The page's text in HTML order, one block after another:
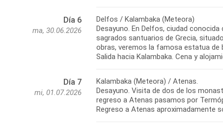
Día 6
ma, 30.06.2026
Delfos / Kalambaka (Meteora)
Desayuno. En Delfos, ciudad
sagrados santuarios de Grecia,
obras, veremos la famosa estatua de
Salida hacia Kalambaka. Cena y
Día 7
mi, 01.07.2026
Kalambaka (Meteora) / Atenas.
Desayuno. Visita de dos de los
regreso a Atenas pasamos por
Regreso a Atenas aproximadamente